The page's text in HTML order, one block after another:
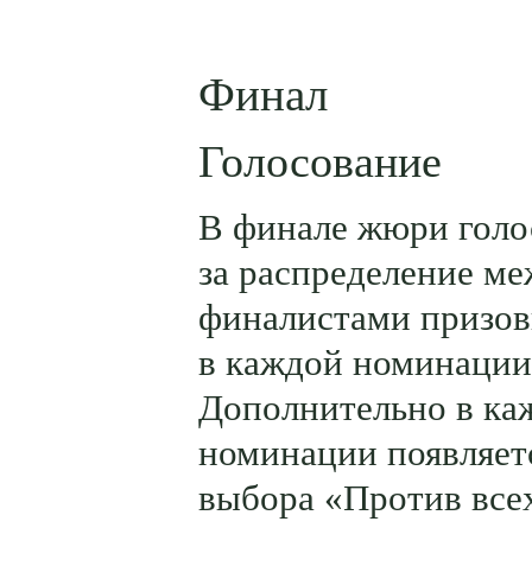
Финал
Голосование
В финале жюри
за распределение
финалистами
в каждой
Дополнительно в
номинации
выбора «Против